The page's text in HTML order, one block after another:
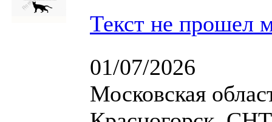
Текст не прошел
01/07/2026
Московская